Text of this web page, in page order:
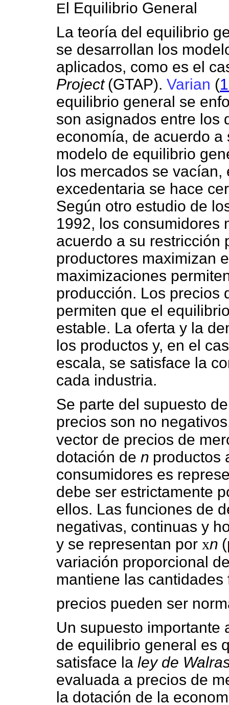
El Equilibrio General
La teoría del equilibrio
se desarrollan los
aplicados, como es el
Project (GTAP). Varian (
equilibrio general se
son asignados entre los
economía, de acuerdo
modelo de equilibrio
los mercados se
excedentaria se hace
Según otro estudio de
1992, los consumidores
acuerdo a su restricción
productores maximizan
maximizaciones
producción. Los precios
permiten que el
estable. La oferta y la
los productos y, en el
escala, se satisface la
cada industria.
Se parte del supuesto
precios son no
vector de precios de
dotación de n productos
consumidores es
debe ser estrictamente
ellos. Las funciones de
negativas, continuas y
y se representan por xn (
variación proporcional
mantiene las
precios pueden ser
Un supuesto importante
de equilibrio general es
satisface la ley de
evaluada a precios de
la dotación de la